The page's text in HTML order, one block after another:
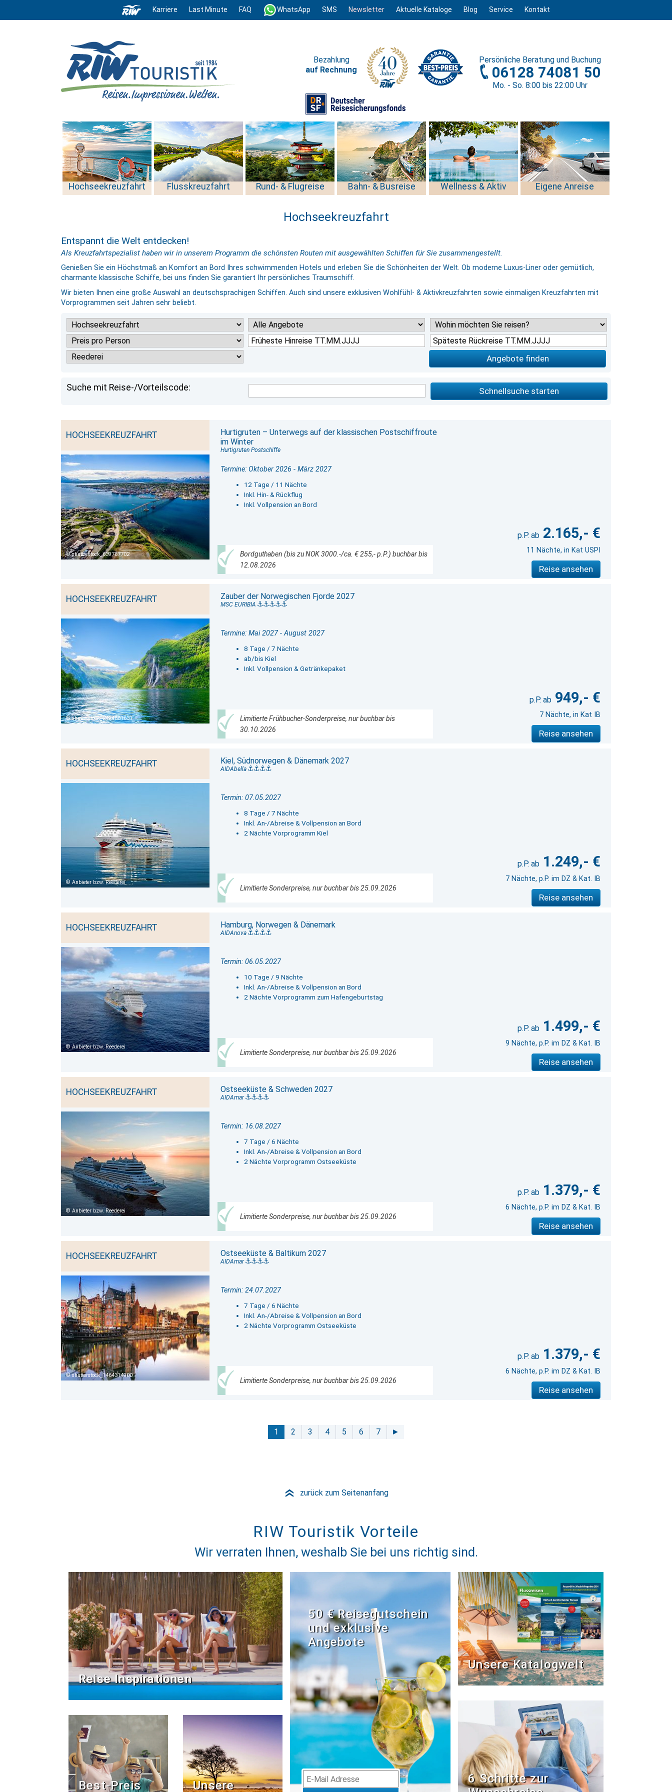
Karriere Last Minute FAQ WhatsApp SMS Newsletter Aktuelle Kataloge Blog Service Kontakt
Persönliche Beratung und Buchung
06128 74081 50
Mo. - So. 8:00 bis 22:00 Uhr
Bezahlung
auf Rechnung
Hochseekreuzfahrt Flusskreuzfahrt Rund- & Flugreise Bahn- & Busreise Wellness & Aktiv Eigene Anreise
Hochseekreuzfahrt
Entspannt die Welt entdecken!
Als Kreuzfahrtspezialist haben wir in unserem Programm die schönsten Routen mit ausgewählten Schiffen für Sie zusammengestellt.
Genießen Sie ein Höchstmaß an Komfort an Bord Ihres schwimmenden Hotels und erleben Sie die Schönheiten der Welt. Ob moderne Luxus-Liner oder gemütlich,
charmante klassische Schiffe, bei uns finden Sie garantiert Ihr persönliches Traumschiff.
Wir bieten Ihnen eine große Auswahl an deutschsprachigen Schiffen. Auch sind unsere exklusiven Wohlfühl- & Aktivkreuzfahrten sowie einmaligen Kreuzfahrten mit
Vorprogrammen seit Jahren sehr beliebt.
Angebote finden
Suche mit Reise-/Vorteilscode: Schnellsuche starten
HOCHSEEKREUZFAHRT
shutterstock_639787702
Hurtigruten – Unterwegs auf der klassischen Postschiffroute
im Winter
Hurtigruten Postschiffe
Termine: Oktober 2026 - März 2027
12 Tage / 11 Nächte
Inkl. Hin- & Rückflug
Inkl. Vollpension an Bord
Bordguthaben (bis zu NOK 3000.-/ca. € 255,- p.P.) buchbar bis
12.08.2026
2.165,- €
11 Nächte, in Kat USPI
Reise ansehen
HOCHSEEKREUZFAHRT
shutterstock_2494881631
Zauber der Norwegischen Fjorde 2027
MSC EURIBIA
Termine: Mai 2027 - August 2027
8 Tage / 7 Nächte
ab/bis Kiel
Inkl. Vollpension & Getränkepaket
Limitierte Frühbucher-Sonderpreise, nur buchbar bis
30.10.2026
949,- €
7 Nächte, in Kat IB
Reise ansehen
HOCHSEEKREUZFAHRT
Anbieter bzw. Reederei
Kiel, Südnorwegen & Dänemark 2027
AIDAbella
Termin: 07.05.2027
8 Tage / 7 Nächte
Inkl. An-/Abreise & Vollpension an Bord
2 Nächte Vorprogramm Kiel
Limitierte Sonderpreise, nur buchbar bis 25.09.2026
1.249,- €
7 Nächte, p.P. im DZ & Kat. IB
Reise ansehen
HOCHSEEKREUZFAHRT
Anbieter bzw. Reederei
Hamburg, Norwegen & Dänemark
AIDAnova
Termin: 06.05.2027
10 Tage / 9 Nächte
Inkl. An-/Abreise & Vollpension an Bord
2 Nächte Vorprogramm zum Hafengeburtstag
Limitierte Sonderpreise, nur buchbar bis 25.09.2026
1.499,- €
9 Nächte, p.P. im DZ & Kat. IB
Reise ansehen
HOCHSEEKREUZFAHRT
Anbieter bzw. Reederei
Ostseeküste & Schweden 2027
AIDAmar
Termin: 16.08.2027
7 Tage / 6 Nächte
Inkl. An-/Abreise & Vollpension an Bord
2 Nächte Vorprogramm Ostseeküste
Limitierte Sonderpreise, nur buchbar bis 25.09.2026
1.379,- €
6 Nächte, p.P. im DZ & Kat. IB
Reise ansehen
HOCHSEEKREUZFAHRT
shutterstock_1464314900
Ostseeküste & Baltikum 2027
AIDAmar
Termin: 24.07.2027
7 Tage / 6 Nächte
Inkl. An-/Abreise & Vollpension an Bord
2 Nächte Vorprogramm Ostseeküste
Limitierte Sonderpreise, nur buchbar bis 25.09.2026
1.379,- €
6 Nächte, p.P. im DZ & Kat. IB
Reise ansehen
1 2 3 4 5 6 7 ►
» zurück zum Seitenanfang
RIW Touristik Vorteile
Wir verraten Ihnen, weshalb Sie bei uns richtig sind.
Reise Inspirationen
Best-Preis Unsere
50 € Reisegutschein
und exklusive
Angebote
Unsere Katalogwelt
6 Schritte zur